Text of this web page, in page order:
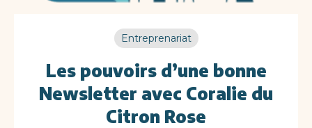
Entreprenariat
Les pouvoirs d’une bonne
Newsletter avec Coralie du
Citron Rose